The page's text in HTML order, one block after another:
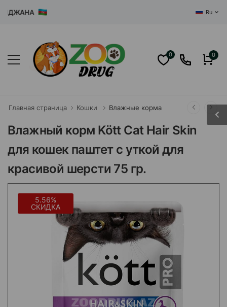
Ru
0 0
Главная страница Кошки Влажные корма
Влажный корм Kött Cat Hair Skin
для кошек паштет с уткой для
красивой шерсти 75 гр.
5.56%
СКИДКА